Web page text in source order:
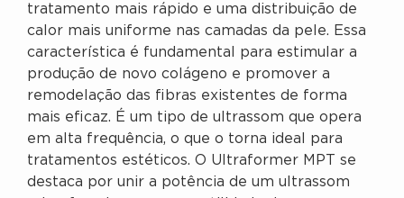
tratamento mais rápido e uma distribuição de
calor mais uniforme nas camadas da pele. Essa
característica é fundamental para estimular a
produção de novo colágeno e promover a
remodelação das fibras existentes de forma
mais eficaz. É um tipo de ultrassom que opera
em alta frequência, o que o torna ideal para
tratamentos estéticos. O Ultraformer MPT se
destaca por unir a potência de um ultrassom